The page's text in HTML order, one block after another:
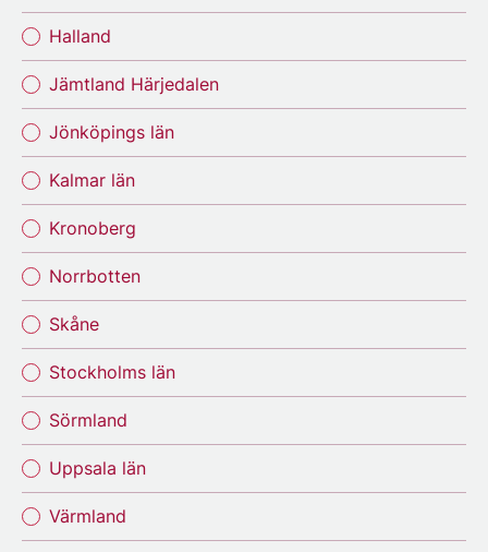
Halland
Jämtland Härjedalen
Jönköpings län
Kalmar län
Kronoberg
Norrbotten
Skåne
Stockholms län
Sörmland
Uppsala län
Värmland